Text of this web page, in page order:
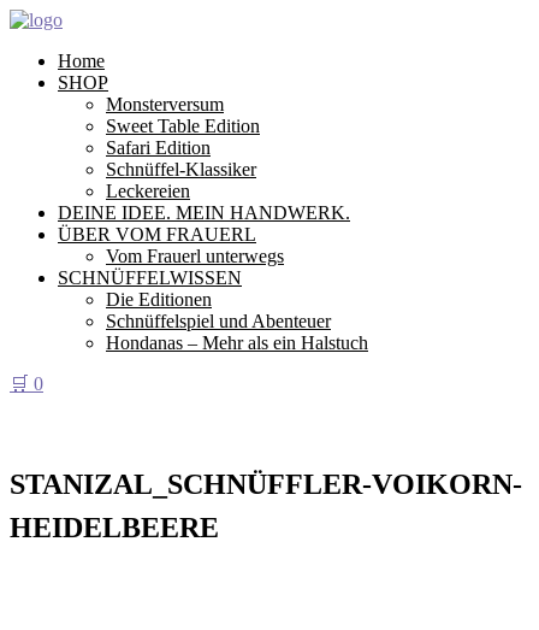
Home
SHOP
Monsterversum
Sweet Table Edition
Safari Edition
Schnüffel-Klassiker
Leckereien
DEINE IDEE. MEIN HANDWERK.
ÜBER VOM FRAUERL
Vom Frauerl unterwegs
SCHNÜFFELWISSEN
Die Editionen
Schnüffelspiel und Abenteuer
Hondanas – Mehr als ein Halstuch
🛒 0
STANIZAL_SCHNÜFFLER-VOIKORN-
HEIDELBEERE